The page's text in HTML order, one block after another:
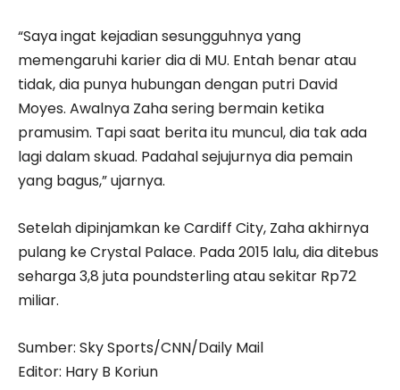
“Saya ingat kejadian sesungguhnya yang
memengaruhi karier dia di MU. Entah benar atau
tidak, dia punya hubungan dengan putri David
Moyes. Awalnya Zaha sering bermain ketika
pramusim. Tapi saat berita itu muncul, dia tak ada
lagi dalam skuad. Padahal sejujurnya dia pemain
yang bagus,” ujarnya.
Setelah dipinjamkan ke Cardiff City, Zaha akhirnya
pulang ke Crystal Palace. Pada 2015 lalu, dia ditebus
seharga 3,8 juta poundsterling atau sekitar Rp72
miliar.
Sumber: Sky Sports/CNN/Daily Mail
Editor: Hary B Koriun